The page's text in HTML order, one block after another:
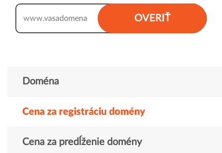
OVERIŤ
www.
Doména
Cena za registráciu domény
Cena za predĺženie domény